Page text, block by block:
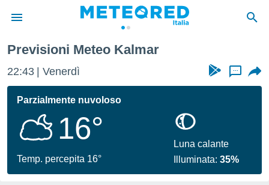
di
per
le
di
Previsioni Meteo Kalmar
22:43 Venerdì ...
Parzialmente nuvoloso
16°
Temp. percepita 16°
Luna calante
Illuminata:35%